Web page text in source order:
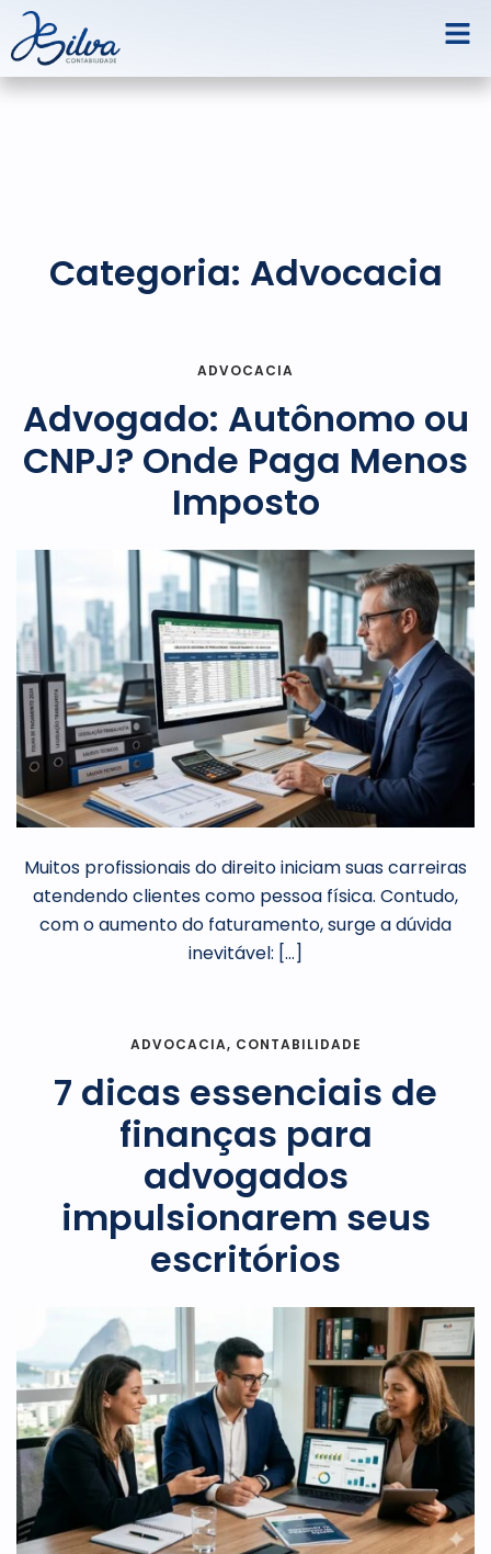
Categoria: Advocacia
ADVOCACIA
Advogado: Autônomo ou
CNPJ? Onde Paga Menos
Imposto
Muitos profissionais do direito iniciam suas carreiras
atendendo clientes como pessoa física. Contudo,
com o aumento do faturamento, surge a dúvida
inevitável: […]
ADVOCACIA, CONTABILIDADE
7 dicas essenciais de
finanças para
advogados
impulsionarem seus
escritórios